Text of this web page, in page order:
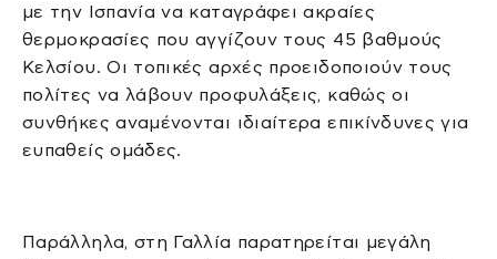
με την Ισπανία να καταγράφει ακραίες
θερμοκρασίες που αγγίζουν τους 45 βαθμούς
Κελσίου. Οι τοπικές αρχές προειδοποιούν τους
πολίτες να λάβουν προφυλάξεις, καθώς οι
συνθήκες αναμένονται ιδιαίτερα επικίνδυνες για
ευπαθείς ομάδες.
Παράλληλα, στη Γαλλία παρατηρείται μεγάλη